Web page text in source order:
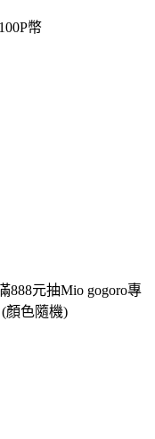
幣
888元抽Mio gogoro專
顏色隨機)